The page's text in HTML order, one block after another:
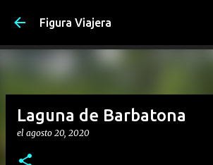
Ir al contenido principal
Figura Viajera
Laguna de Barbatona
el agosto 20, 2020